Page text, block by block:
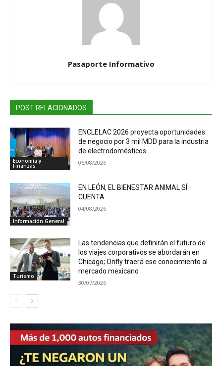
Pasaporte Informativo
POST RELACIONADOS
Economía y
Finanzas
ENCLELAC 2026 proyecta oportunidades
de negocio por 3 mil MDD para la industria
de electrodomésticos
06/08/2026
Información General
EN LEÓN, EL BIENESTAR ANIMAL SÍ
CUENTA
04/08/2026
Turismo
Las tendencias que definirán el futuro de
los viajes corporativos se abordarán en
Chicago; Onfly traerá ese conocimiento al
mercado mexicano
30/07/2026